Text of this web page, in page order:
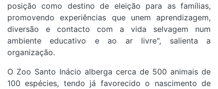
posição como destino de eleição para as famílias,
promovendo experiências que unem aprendizagem,
diversão e contacto com a vida selvagem num
ambiente educativo e ao ar livre", salienta a
organização.
O Zoo Santo Inácio alberga cerca de 500 animais de
100 espécies, tendo já favorecido o nascimento de